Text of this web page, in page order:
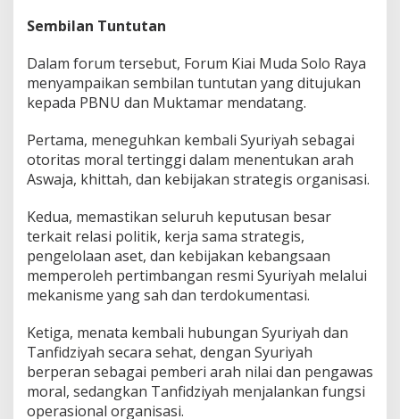
Sembilan Tuntutan
Dalam forum tersebut, Forum Kiai Muda Solo Raya
menyampaikan sembilan tuntutan yang ditujukan
kepada PBNU dan Muktamar mendatang.
Pertama, meneguhkan kembali Syuriyah sebagai
otoritas moral tertinggi dalam menentukan arah
Aswaja, khittah, dan kebijakan strategis organisasi.
Kedua, memastikan seluruh keputusan besar
terkait relasi politik, kerja sama strategis,
pengelolaan aset, dan kebijakan kebangsaan
memperoleh pertimbangan resmi Syuriyah melalui
mekanisme yang sah dan terdokumentasi.
Ketiga, menata kembali hubungan Syuriyah dan
Tanfidziyah secara sehat, dengan Syuriyah
berperan sebagai pemberi arah nilai dan pengawas
moral, sedangkan Tanfidziyah menjalankan fungsi
operasional organisasi.